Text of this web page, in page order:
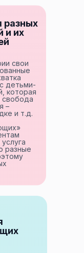
и их
свои
детьми-
которая
–
и т.д.
разные